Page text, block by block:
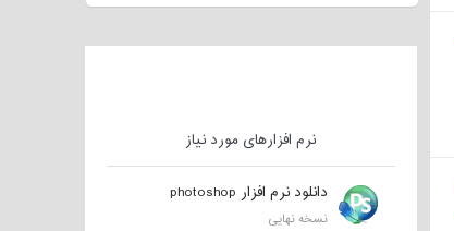
نرم افزارهای مورد نیاز
دانلود نرم افزار photoshop
نسخه نهایی